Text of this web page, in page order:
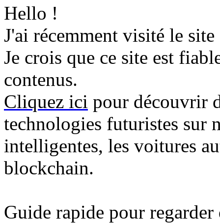
Hello !
J'ai récemment visité le site
Je crois que ce site est
contenus.
Cliquez ici pour découvrir
technologies futuristes sur
intelligentes, les voitures
blockchain.
Guide rapide pour